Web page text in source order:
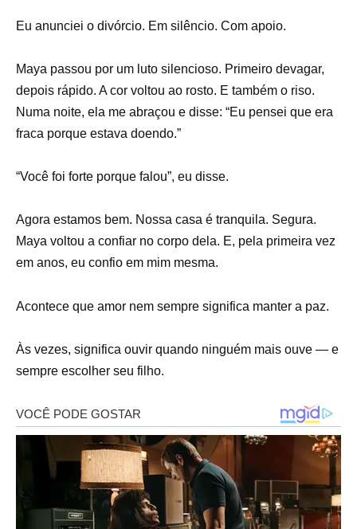
Eu anunciei o divórcio. Em silêncio. Com apoio.
Maya passou por um luto silencioso. Primeiro devagar,
depois rápido. A cor voltou ao rosto. E também o riso.
Numa noite, ela me abraçou e disse: “Eu pensei que era
fraca porque estava doendo.”
“Você foi forte porque falou”, eu disse.
Agora estamos bem. Nossa casa é tranquila. Segura.
Maya voltou a confiar no corpo dela. E, pela primeira vez
em anos, eu confio em mim mesma.
Acontece que amor nem sempre significa manter a paz.
Às vezes, significa ouvir quando ninguém mais ouve — e
sempre escolher seu filho.